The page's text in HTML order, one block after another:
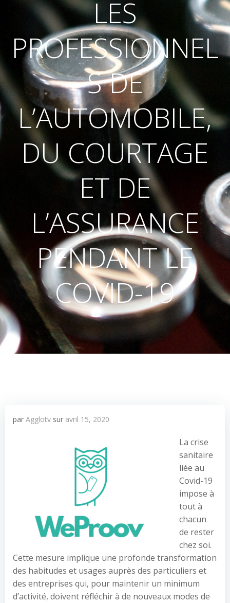
LES
PROFESSIONNEL
S DE
L’AUTOMOBILE,
DU COURTAGE
ET DE
L’ASSURANCE
PENDANT LE
COVID-19
par Agglotv sur avril 15, 2020
La crise
sanitaire
liée au
Covid-19
impose à
tout à
chacun
de rester
chez soi.
Cette mesure implique une profonde transformation
des habitudes et usages auprès des particuliers et
des entreprises qui, pour maintenir un minimum
d’activité, doivent réfléchir à de nouveaux modes de